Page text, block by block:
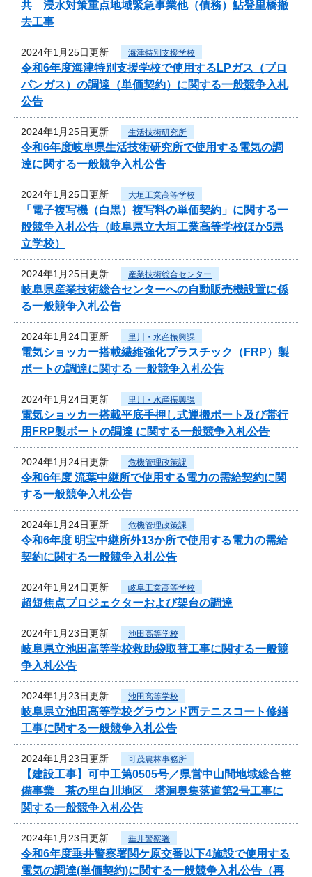
共 浸水対策重点地域緊急事業他（債務）鮎登里橋撤
去工事
2024年1月25日更新 海津特別支援学校
令和6年度海津特別支援学校で使用するLPガス（プロ
パンガス）の調達（単価契約）に関する一般競争入札
公告
2024年1月25日更新 生活技術研究所
令和6年度岐阜県生活技術研究所で使用する電気の調
達に関する一般競争入札公告
2024年1月25日更新 大垣工業高等学校
「電子複写機（白黒）複写料の単価契約」に関する一
般競争入札公告（岐阜県立大垣工業高等学校ほか5県
立学校）
2024年1月25日更新 産業技術総合センター
岐阜県産業技術総合センターへの自動販売機設置に係
る一般競争入札公告
2024年1月24日更新 里川・水産振興課
電気ショッカー搭載繊維強化プラスチック（FRP）製
ボートの調達に関する 一般競争入札公告
2024年1月24日更新 里川・水産振興課
電気ショッカー搭載平底手押し式運搬ボート及び帯行
用FRP製ボートの調達 に関する一般競争入札公告
2024年1月24日更新 危機管理政策課
令和6年度 流葉中継所で使用する電力の需給契約に関
する一般競争入札公告
2024年1月24日更新 危機管理政策課
令和6年度 明宝中継所外13か所で使用する電力の需給
契約に関する一般競争入札公告
2024年1月24日更新 岐阜工業高等学校
超短焦点プロジェクターおよび架台の調達
2024年1月23日更新 池田高等学校
岐阜県立池田高等学校救助袋取替工事に関する一般競
争入札公告
2024年1月23日更新 池田高等学校
岐阜県立池田高等学校グラウンド西テニスコート修繕
工事に関する一般競争入札公告
2024年1月23日更新 可茂農林事務所
【建設工事】可中工第0505号／県営中山間地域総合整
備事業 茶の里白川地区 塔洞奥集落道第2号工事に
関する一般競争入札公告
2024年1月23日更新 垂井警察署
令和6年度垂井警察署関ケ原交番以下4施設で使用する
電気の調達(単価契約)に関する一般競争入札公告（再